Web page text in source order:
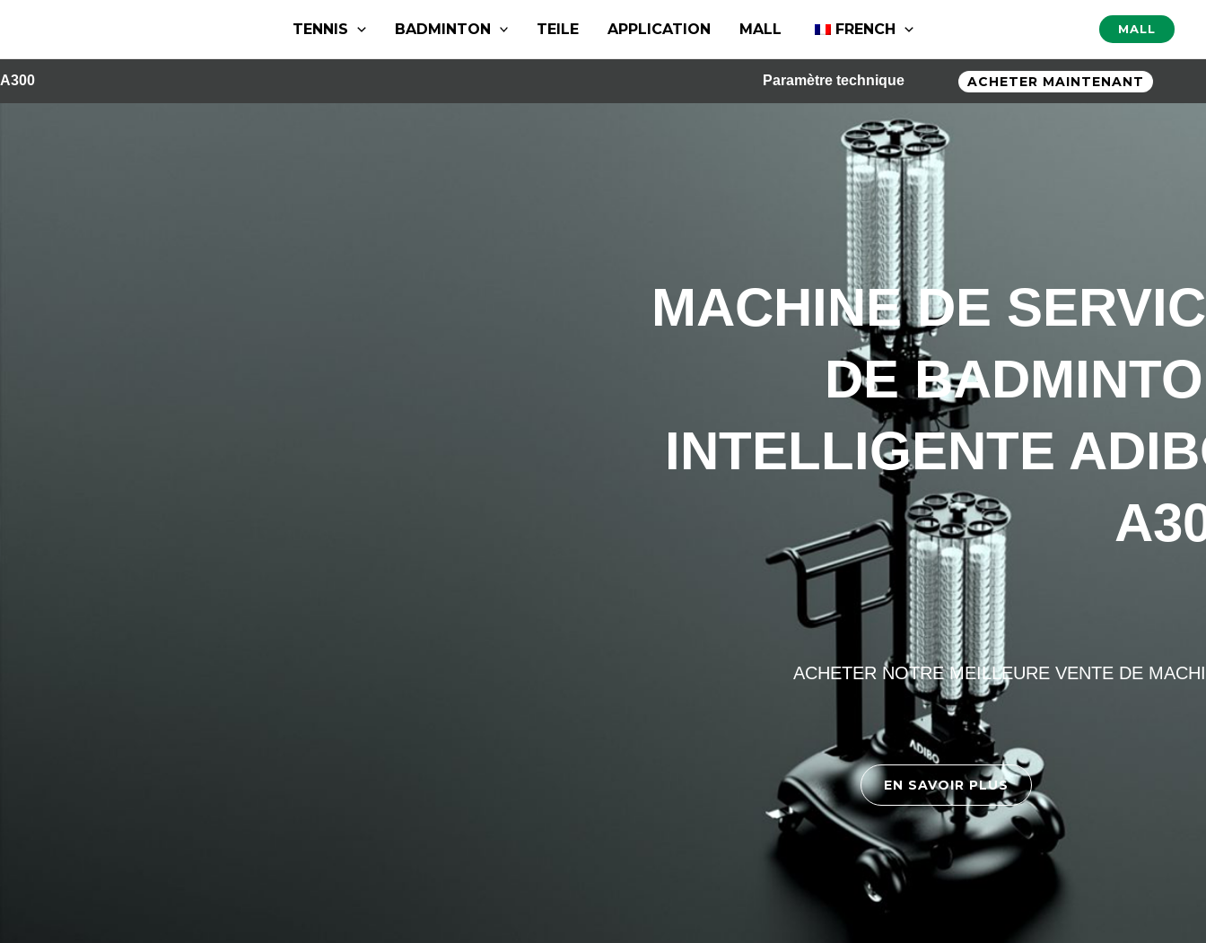
contenu
TENNIS BADMINTON TEILE APPLICATION MALL FRENCH MALL
A300 Paramètre technique ACHETER MAINTENANT
MACHINE DE
DE
INTELLIGENTE
ACHETER NOTRE MEILLEURE VENTE DE
EN SAVOIR PLUS